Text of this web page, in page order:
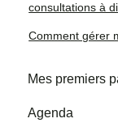
consultations à
Comment gérer
Mes premiers
Agenda